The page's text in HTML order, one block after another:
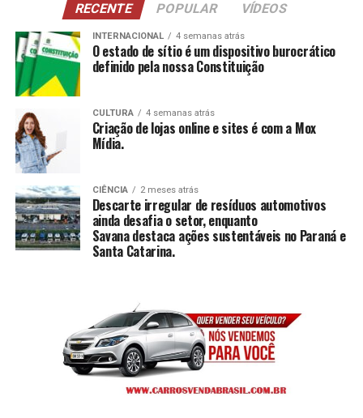
RECENTE POPULAR VÍDEOS
INTERNACIONAL 4 semanas atrás
O estado de sítio é um dispositivo burocrático
definido pela nossa Constituição
CULTURA 4 semanas atrás
Criação de lojas online e sites é com a Mox
Mídia.
CIÊNCIA 2 meses atrás
Descarte irregular de resíduos automotivos
ainda desafia o setor, enquanto
Savana destaca ações sustentáveis no Paraná e
Santa Catarina.